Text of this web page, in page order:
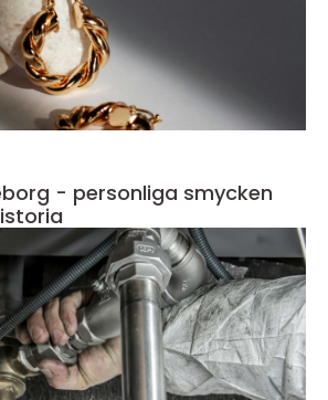
- personliga smycken